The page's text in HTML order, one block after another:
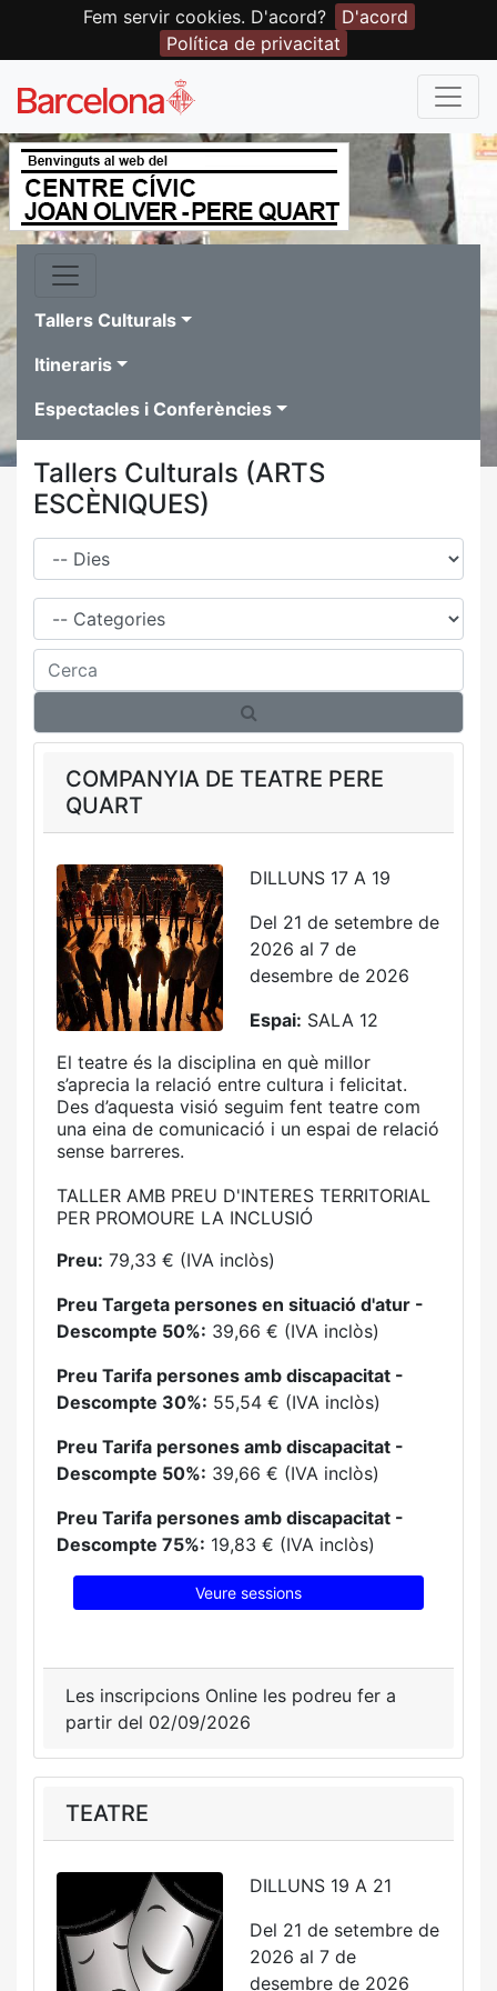
Fem servir cookies. D'acord?
D'acord
Política de privacitat
Tallers Culturals
Itineraris
Espectacles i Conferències
Tallers Culturals (ARTS
ESCÈNIQUES)
Dies
Família
Cerca
COMPANYIA DE TEATRE PERE
QUART
DILLUNS 17 A 19
Del 21 de setembre de
2026 al 7 de
desembre de 2026
Espai: SALA 12
El teatre és la disciplina en què millor
s’aprecia la relació entre cultura i feli­citat.
Des d’aquesta visió seguim fent teatre com
una eina de comunicació i un espai de relació
sense barreres.
TALLER AMB PREU D'INTERES TERRITORIAL
PER PROMOURE LA INCLUSIÓ
Preu: 79,33 € (IVA inclòs)
Preu Targeta persones en situació d'atur -
Descompte 50%: 39,66 € (IVA inclòs)
Preu Tarifa persones amb discapacitat -
Descompte 30%: 55,54 € (IVA inclòs)
Preu Tarifa persones amb discapacitat -
Descompte 50%: 39,66 € (IVA inclòs)
Preu Tarifa persones amb discapacitat -
Descompte 75%: 19,83 € (IVA inclòs)
Veure sessions
Les inscripcions Online les podreu fer a
partir del 02/09/2026
TEATRE
DILLUNS 19 A 21
Del 21 de setembre de
2026 al 7 de
desembre de 2026